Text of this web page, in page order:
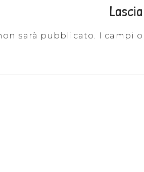
sarà pubblicato. I campi